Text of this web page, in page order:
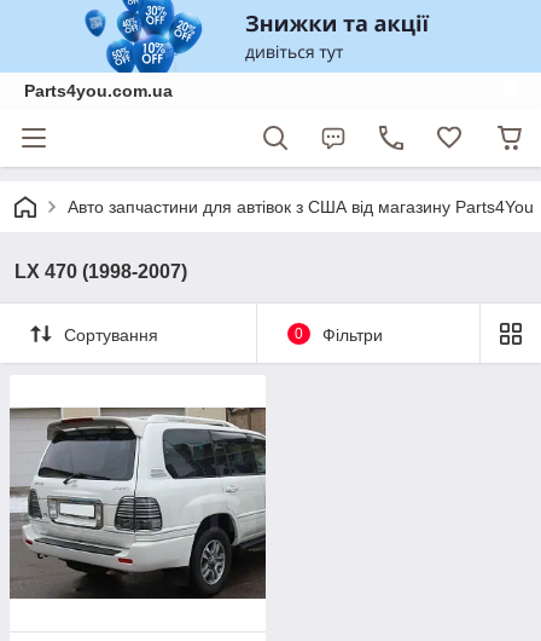
Parts4you.com.ua
Авто запчастини для автівок з США від магазину Parts4You
LX 470 (1998-2007)
Сортування 0 Фільтри